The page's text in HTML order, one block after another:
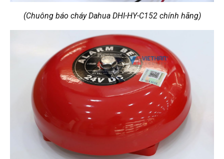
(Chuông báo cháy Dahua DHI-HY-C152 chính hãng)